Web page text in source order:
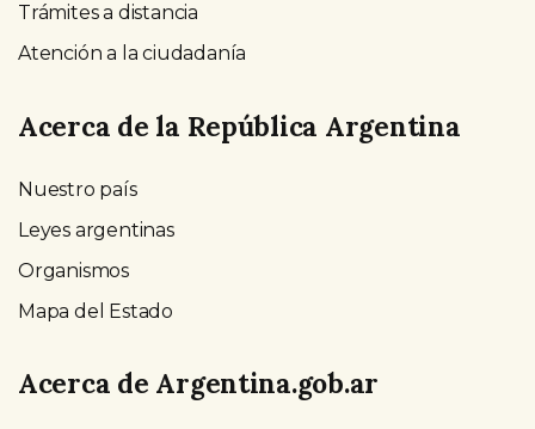
Trámites a distancia
Atención a la ciudadanía
Acerca de la República Argentina
Nuestro país
Leyes argentinas
Organismos
Mapa del Estado
Acerca de Argentina.gob.ar